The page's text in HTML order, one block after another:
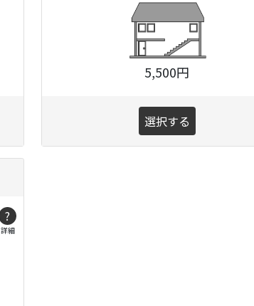
5,500円
選択する
?
詳細